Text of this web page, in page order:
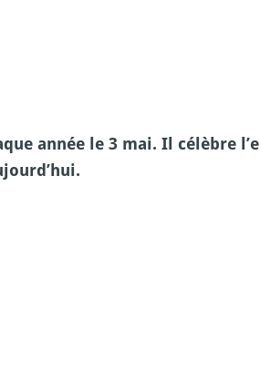
année le 3 mai. Il célèbre